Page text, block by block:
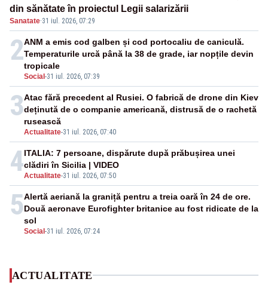
din sănătate în proiectul Legii salarizării
Sanatate·31 iul. 2026, 07:29
2
Social -31 iul. 2026, 07:39
ANM a emis cod galben și cod portocaliu de caniculă.
Temperaturile urcă până la 38 de grade, iar nopțile devin
tropicale
3
Actualitate-31 iul. 2026, 07:40
Atac fără precedent al Rusiei. O fabrică de drone din Kiev
deținută de o companie americană, distrusă de o rachetă
rusească
4Actualitate-31 iul. 2026, 07:50
ITALIA: 7 persoane, dispărute după prăbușirea unei
clădiri în Sicilia | VIDEO
5
Social -31 iul. 2026, 07:24
Alertă aeriană la graniță pentru a treia oară în 24 de ore.
Două aeronave Eurofighter britanice au fost ridicate de la
sol
ACTUALITATE